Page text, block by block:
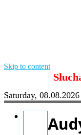
Skip to content
Saturday, 08.08.2026